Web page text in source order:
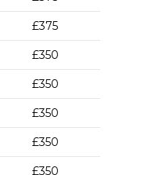
£375
£350
£350
£350
£350
£350